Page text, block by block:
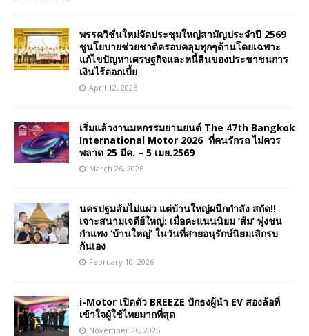
พรรควิชั่นใหม่จัดประชุมใหญ่สามัญประจำปี 2569
ชูนโยบายช่วยชาติครอบคลุมทุกๆด้านโดยเฉพาะ
แก้ไขปัญหาเศรษฐกิจและหนี้สินของประชาชนการ
เงินไร้ดอกเบี้ย
April 12, 2026
เริ่มแล้วงานมหกรรมยานยนต์ The 47th Bangkok
International Motor 2026 ที่คนรักรถ ไม่ควร
พลาด 25 มีค. – 5 เมย.2569
March 26, 2026
นครปฐมส้มไม่แผ่ว แต่บ้านใหญ่ผนึกกำลัง สกัด!!
เจาะสนามเจดีย์ใหญ่: เมื่อคะแนนนิยม ‘ส้ม’ พุ่งชน
กำแพง ‘บ้านใหญ่’ ในวันที่สายอนุรักษ์นิยมเลิกรบ
กันเอง
February 10, 2026
i-Motor เปิดตัว BREEZE ปักธงผู้นำ EV สองล้อที่
เข้าใจผู้ใช้ไทยมากที่สุด
November 26, 2025